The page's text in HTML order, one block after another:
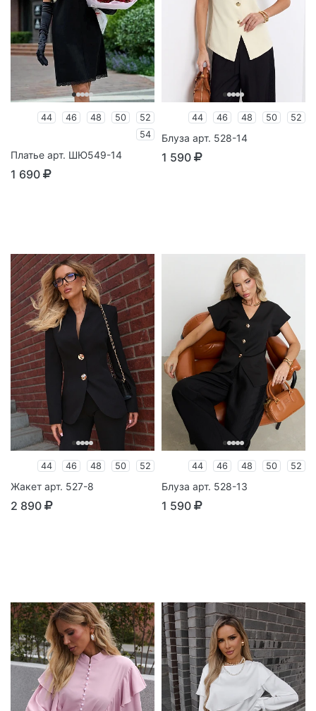
44 46 48 50
52
54
Платье арт. ШЮ549-14
1 690
44 46 48 50 52
Блуза арт. 528-14
1 590
44 46 48 50 52
Жакет арт. 527-8
2 890
44 46 48 50 52
Блуза арт. 528-13
1 590